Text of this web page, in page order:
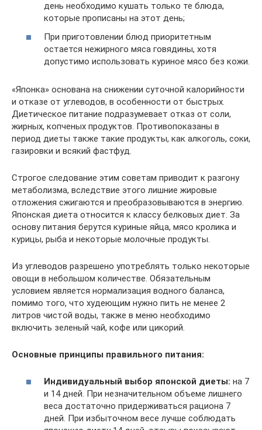
день необходимо кушать только те блюда,
которые прописаны на этот день;
При приготовлении блюд приоритетным
остается нежирного мяса говядины, хотя
допустимо использовать куриное мясо без кожи.
«Японка» основана на снижении суточной калорийности
и отказе от углеводов, в особенности от быстрых.
Диетическое питание подразумевает отказ от соли,
жирных, копченых продуктов. Противопоказаны в
период диеты также такие продукты, как алкоголь, соки,
газировки и всякий фастфуд.
Строгое следование этим советам приводит к разгону
метаболизма, вследствие этого лишние жировые
отложения сжигаются и преобразовываются в энергию.
Японская диета относится к классу белковых диет. За
основу питания берутся куриные яйца, мясо кролика и
курицы, рыба и некоторые молочные продукты.
Из углеводов разрешено употреблять только некоторые
овощи в небольшом количестве. Обязательным
условием является нормализация водного баланса,
помимо того, что худеющим нужно пить не менее 2
литров чистой воды, также в меню необходимо
включить зеленый чай, кофе или цикорий.
Основные принципы правильного питания:
Индивидуальный выбор японской диеты: на 7
и 14 дней. При незначительном объеме лишнего
веса достаточно придерживаться рациона 7
дней. При избыточном весе лучше соблюдать